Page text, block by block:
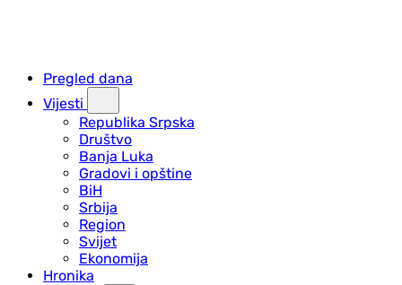
Pregled dana
Vijesti
Republika Srpska
Društvo
Banja Luka
Gradovi i opštine
BiH
Srbija
Region
Svijet
Ekonomija
Hronika